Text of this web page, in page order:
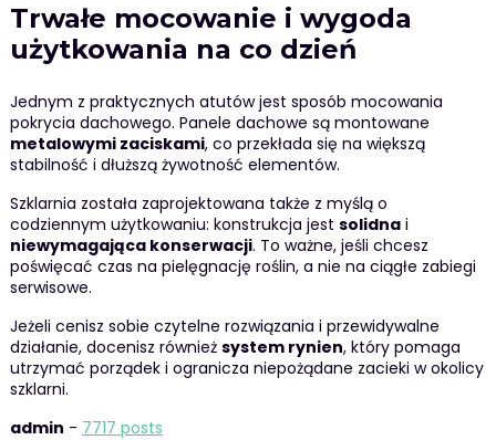
Trwałe mocowanie i wygoda
użytkowania na co dzień
Jednym z praktycznych atutów jest sposób mocowania
pokrycia dachowego. Panele dachowe są montowane
metalowymi zaciskami, co przekłada się na większą
stabilność i dłuższą żywotność elementów.
Szklarnia została zaprojektowana także z myślą o
codziennym użytkowaniu: konstrukcja jest solidnai
niewymagająca konserwacji. To ważne, jeśli chcesz
poświęcać czas na pielęgnację roślin, a nie na ciągłe zabiegi
serwisowe.
Jeżeli cenisz sobie czytelne rozwiązania i przewidywalne
działanie, docenisz również system rynien, który pomaga
utrzymać porządek i ogranicza niepożądane zacieki w okolicy
szklarni.
admin - 7717 posts